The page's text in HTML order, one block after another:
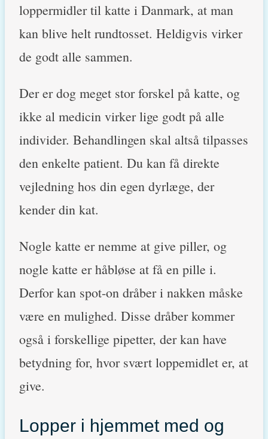
loppermidler til katte i Danmark, at man
kan blive helt rundtosset. Heldigvis virker
de godt alle sammen.
Der er dog meget stor forskel på katte, og
ikke al medicin virker lige godt på alle
individer. Behandlingen skal altså tilpasses
den enkelte patient. Du kan få direkte
vejledning hos din egen dyrlæge, der
kender din kat.
Nogle katte er nemme at give piller, og
nogle katte er håbløse at få en pille i.
Derfor kan spot-on dråber i nakken måske
være en mulighed. Disse dråber kommer
også i forskellige pipetter, der kan have
betydning for, hvor svært loppemidlet er, at
give.
Lopper i hjemmet med og